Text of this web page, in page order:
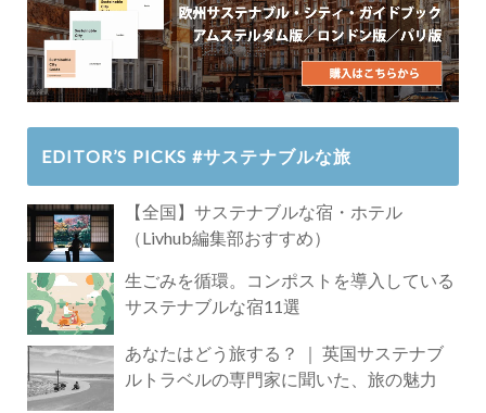
EDITOR’S PICKS #サステナブルな旅
【全国】サステナブルな宿・ホテル
（Livhub編集部おすすめ）
生ごみを循環。コンポストを導入している
サステナブルな宿11選
あなたはどう旅する？ ｜ 英国サステナブ
ルトラベルの専門家に聞いた、旅の魅力